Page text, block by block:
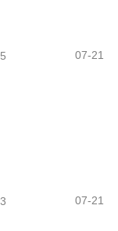
07-21
07-21